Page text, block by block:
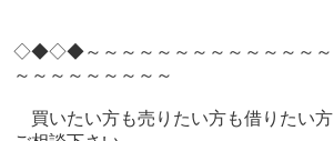
◇◆◇◆～～～～～～～～～～～～～～
～～～～～～～～～
買いたい方も売りたい方も借りたい